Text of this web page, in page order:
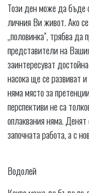
Този ден може да бъде
личния Ви живот. Ако
„половинка”, трябва
представители на
заинтересуват
насока ще се развиват
няма място за
перспективи не са
оплаквания няма.
започната работа, а с
Водолей